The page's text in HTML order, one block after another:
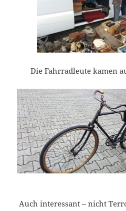
Die Fahrradleute kamen
Auch interessant – nicht